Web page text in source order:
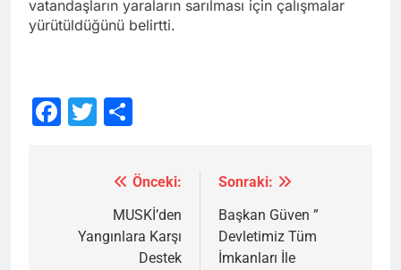
vatandaşların yaraların sarılması için çalışmalar
yürütüldüğünü belirtti.
Facebook
Twitter
gezinmesi
Önceki:
MUSKİ’den
Yangınlara Karşı
Destek
Sonraki:
Başkan Güven ”
Devletimiz Tüm
İmkanları İle